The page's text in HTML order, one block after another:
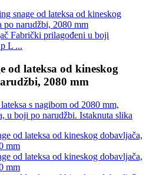
Fabrički prilagođeni u boji
L ...
od lateksa od kineskog
2080 mm